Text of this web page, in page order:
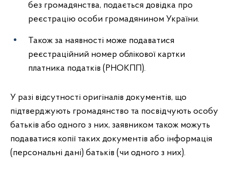
без громадянства, подається довідка про
реєстрацію особи громадянином України.
Також за наявності може подаватися
реєстраційний номер облікової картки
платника податків (РНОКПП).
У разі відсутності оригіналів документів, що
підтверджують громадянство та посвідчують особу
батьків або одного з них, заявником також можуть
подаватися копії таких документів або інформація
(персональні дані) батьків (чи одного з них).